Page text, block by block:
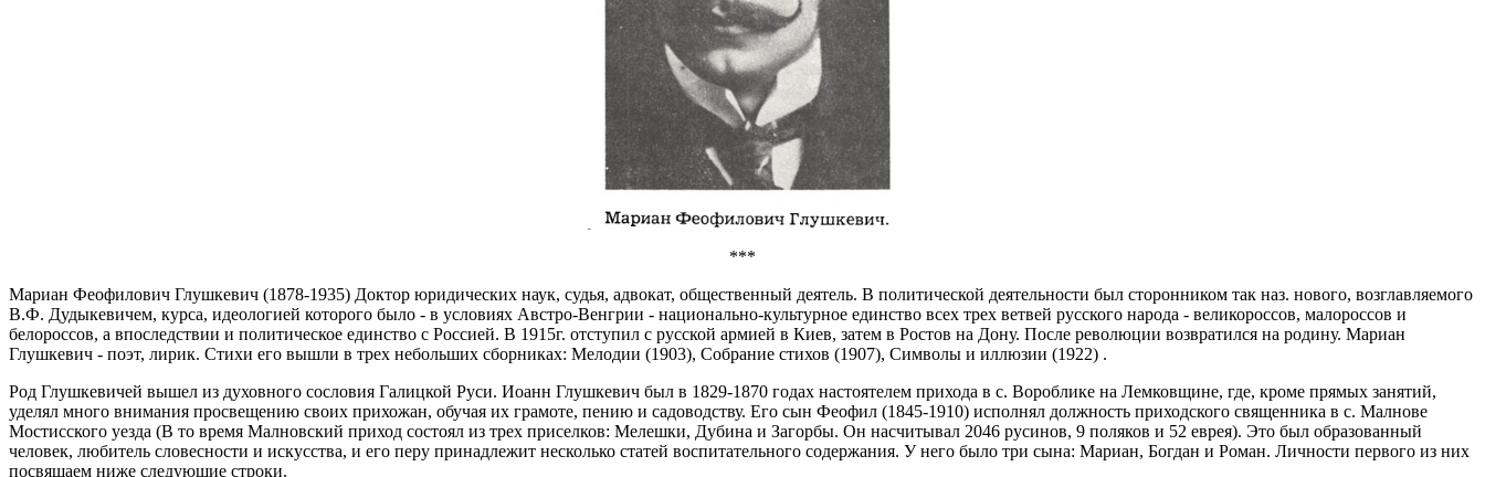
***
Мариан Феофилович Глушкевич (1878-1935) Доктор юридических наук, судья, адвокат, общественный деятель. В политической деятельности был сторонником так наз. нового, возглавляемого
В.Ф. Дудыкевичем, курса, идеологией которого было - в условиях Австро-Венгрии - национально-культурное единство всех трех ветвей русского народа - великороссов, малороссов и
белороссов, а впоследствии и политическое единство с Россией. В 1915г. отступил с русской армией в Киев, затем в Ростов на Дону. После революции возвратился на родину. Мариан
Глушкевич - поэт, лирик. Стихи его вышли в трех небольших сборниках: Мелодии (1903), Собрание стихов (1907), Символы и иллюзии (1922) .
Род Глушкевичей вышел из духовного сословия Галицкой Руси. Иоанн Глушкевич был в 1829-1870 годах настоятелем прихода в с. Вороблике на Лемковщине, где, кроме прямых занятий,
уделял много внимания просвещению своих прихожан, обучая их грамоте, пению и садоводству. Его сын Феофил (1845-1910) исполнял должность приходского священника в с. Малнове
Мостисского уезда (В то время Малновский приход состоял из трех приселков: Мелешки, Дубина и Загорбы. Он насчитывал 2046 русинов, 9 поляков и 52 еврея). Это был образованный
человек, любитель словесности и искусства, и его перу принадлежит несколько статей воспитательного содержания. У него было три сына: Мариан, Богдан и Роман. Личности первого из них
посвящаем ниже следующие строки.